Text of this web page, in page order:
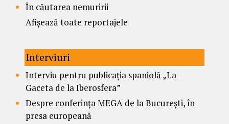
În căutarea nemuririi
Afișează toate reportajele
Interviuri
Interviu pentru publicația spaniolă „La
Gaceta de la Iberosfera”
Despre conferința MEGA de la București, în
presa europeană